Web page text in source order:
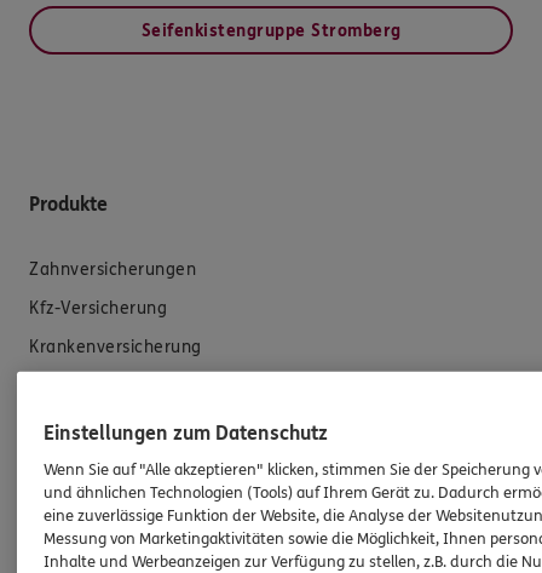
Seifenkistengruppe Stromberg
Produkte
Zahnversicherungen
Kfz-Versicherung
Krankenversicherung
Versicherungen für Geschäftskunden
Hilfe & Services
E-Mail schreiben
Einstellungen zum Datenschutz
Wenn Sie auf "Alle akzeptieren" klicken, stimmen Sie der Speicherung
und ähnlichen Technologien (Tools) auf Ihrem Gerät zu. Dadurch
eine zuverlässige Funktion der Website, die Analyse der
Messung von Marketingaktivitäten sowie die Möglichkeit, Ihnen
Inhalte und Werbeanzeigen zur Verfügung zu stellen, z.B. durch die